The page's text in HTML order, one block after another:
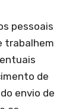
pessoais
trabalhem
de
envio de